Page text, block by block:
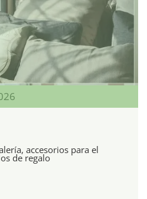
accesorios para el
de regalo